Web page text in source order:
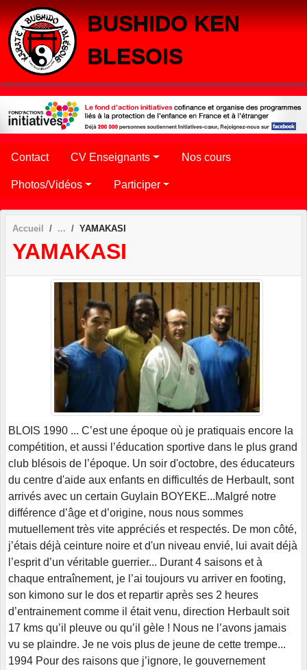
BUSHIDO KEN
BLESOIS
Contact CV Enseignants Nos cours
Photos/Vidéos Participer
Accueil YAMAKASI
YAMAKASI
BLOIS 1990 ... C’est une époque où je pratiquais encore la
compétition, et aussi l’éducation sportive dans le plus grand
club blésois de l’époque. Un soir d'octobre, des éducateurs
du centre d'aide aux enfants en difficultés de Herbault, sont
arrivés avec un certain Guylain BOYEKE...Malgré notre
différence d’âge et d’origine, nous nous sommes
mutuellement très vite appréciés et respectés. De mon côté,
j’étais déjà ceinture noire et d'un niveau envié, lui avait déjà
l’esprit d’un véritable guerrier... Durant 4 saisons et à
chaque entraînement, je l’ai toujours vu arriver en footing,
son kimono sur le dos et repartir après ses 2 heures
d’entrainement comme il était venu, direction Herbault soit
17 kms qu’il pleuve ou qu’il gèle ! Nous ne l’avons jamais
vu se plaindre. Je ne vois plus de jeune de cette trempe...
1994 Pour des raisons que j’ignore, le gouvernement
Panneau de gestion des cookies